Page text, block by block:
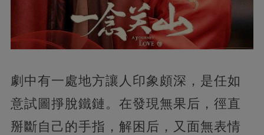
劇中有一處地方讓人印象頗深，是任如
意試圖掙脫鐵鏈。在發現無果后，徑直
掰斷自己的手指，解困后，又面無表情